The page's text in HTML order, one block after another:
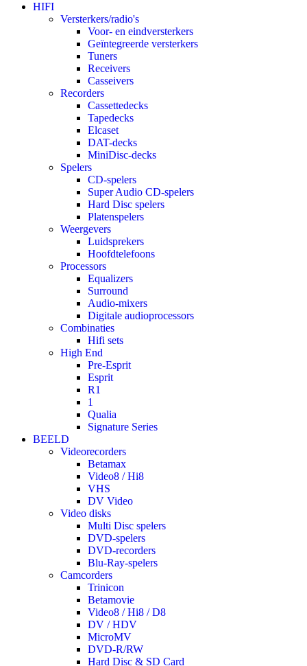
HIFI
Versterkers/radio's
Voor- en eindversterkers
Geïntegreerde versterkers
Tuners
Receivers
Casseivers
Recorders
Cassettedecks
Tapedecks
Elcaset
DAT-decks
MiniDisc-decks
Spelers
CD-spelers
Super Audio CD-spelers
Hard Disc spelers
Platenspelers
Weergevers
Luidsprekers
Hoofdtelefoons
Processors
Equalizers
Surround
Audio-mixers
Digitale audioprocessors
Combinaties
Hifi sets
High End
Pre-Esprit
Esprit
R1
1
Qualia
Signature Series
BEELD
Videorecorders
Betamax
Video8 / Hi8
VHS
DV Video
Video disks
Multi Disc spelers
DVD-spelers
DVD-recorders
Blu-Ray-spelers
Camcorders
Trinicon
Betamovie
Video8 / Hi8 / D8
DV / HDV
MicroMV
DVD-R/RW
Hard Disc & SD Card